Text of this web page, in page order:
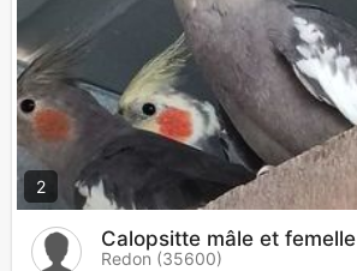
2
Calopsitte mâle et femelle
Redon (35600)